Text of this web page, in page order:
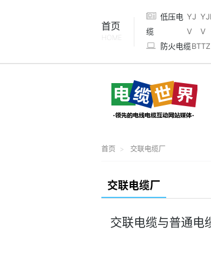
首页
HOME
低压电
缆
YJ
V
YJL
V
防火电缆BTTZ
首页 交联电缆厂
交联电缆厂
交联电缆与普通电